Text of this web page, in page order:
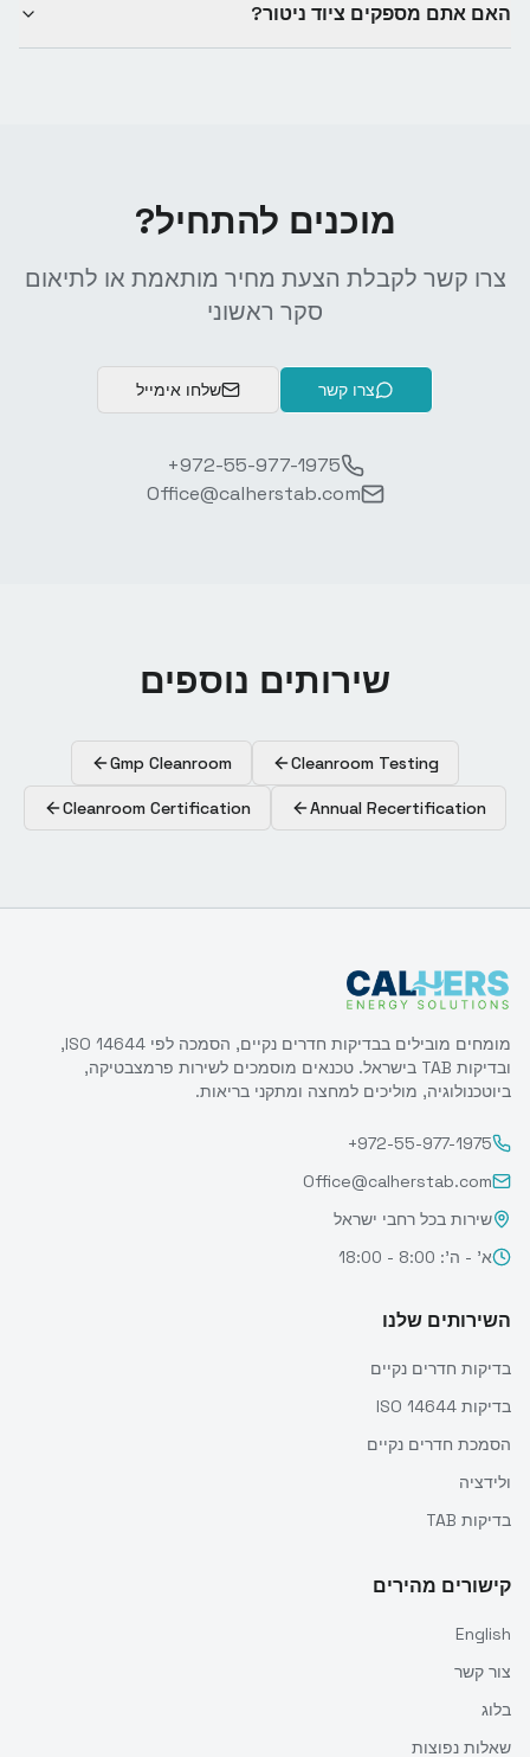
האם אתם מספקים ציוד ניטור?
מוכנים להתחיל?
צרו קשר לקבלת הצעת מחיר מותאמת או לתיאום
סקר ראשוני
צרו קשר שלחו אימייל
+972-55-977-1975
Office@calherstab.com
שירותים נוספים
Cleanroom Testing
Gmp Cleanroom
Annual Recertification
Cleanroom Certification
מומחים מובילים בבדיקות חדרים נקיים, הסמכה לפי ISO 14644,
ובדיקות TAB בישראל. טכנאים מוסמכים לשירות פרמצבטיקה,
ביוטכנולוגיה, מוליכים למחצה ומתקני בריאות.
+972-55-977-1975
Office@calherstab.com
שירות בכל רחבי ישראל
א' - ה': 8:00 - 18:00
השירותים שלנו
בדיקות חדרים נקיים
בדיקות ISO 14644
הסמכת חדרים נקיים
ולידציה
בדיקות TAB
קישורים מהירים
English
צור קשר
בלוג
שאלות נפוצות